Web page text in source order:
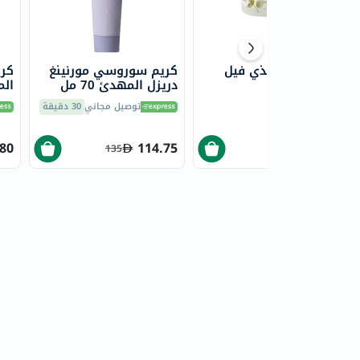
كريم سوروسي مورنينغ
دريزل المهدئ 70 مل
توصيل مجاني30 دقيقة
114.75
135
كريم ليلي مغذي فيل